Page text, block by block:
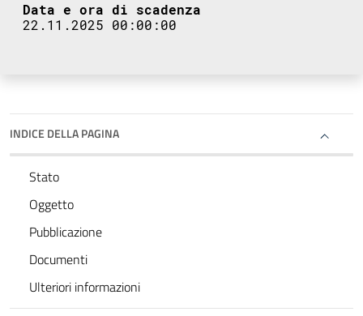
Data e ora di scadenza
22.11.2025 00:00:00
INDICE DELLA PAGINA
Stato
Oggetto
Pubblicazione
Documenti
Ulteriori informazioni